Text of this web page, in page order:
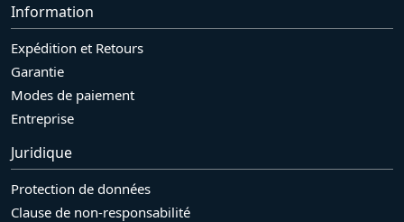
Information
Expédition et Retours
Garantie
Modes de paiement
Entreprise
Juridique
Protection de données
Clause de non-responsabilité